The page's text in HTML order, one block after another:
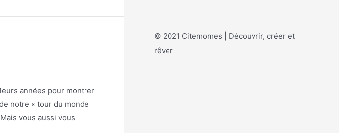
années pour montrer
notre « tour du monde
vous aussi vous
© 2021 Citemomes | Découvrir, créer et
rêver